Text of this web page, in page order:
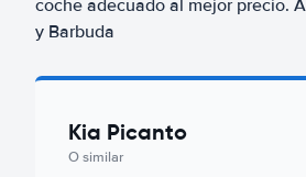
coche adecuado al mejor precio.
y Barbuda
Kia Picanto
O similar